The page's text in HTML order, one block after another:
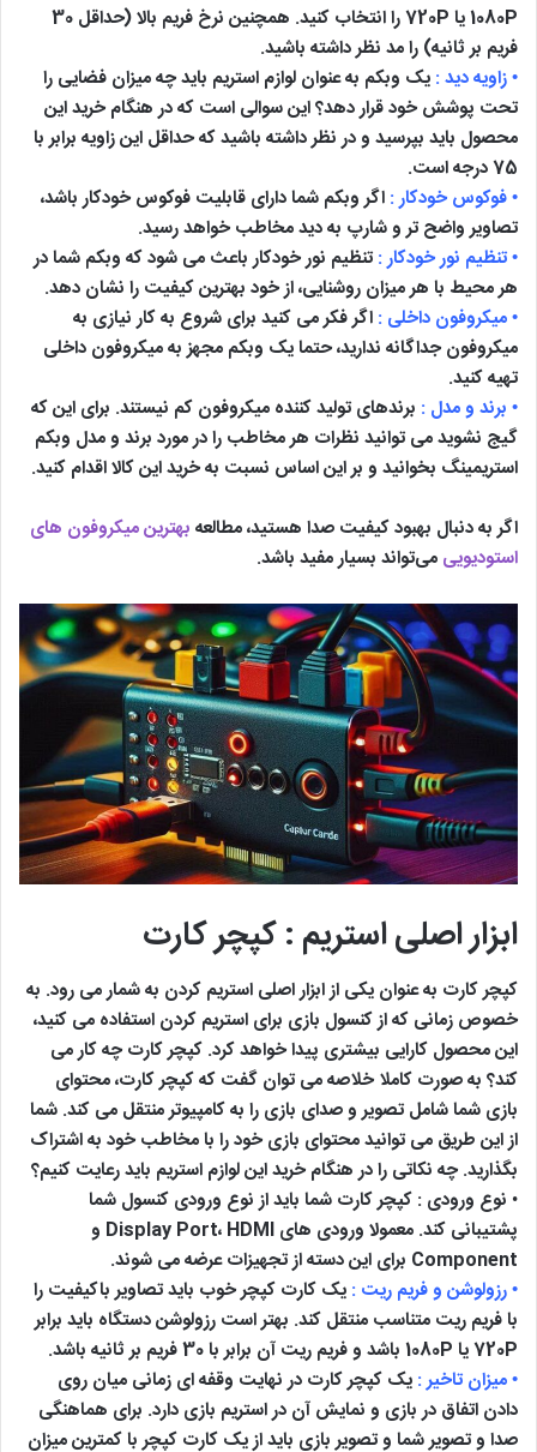
1080P یا 720P را انتخاب کنید. همچنین نرخ فریم بالا (حداقل 30
فریم بر ثانیه) را مد نظر داشته باشید.
• زاویه دید : یک وبکم به عنوان لوازم استریم باید چه میزان فضایی را
تحت پوشش خود قرار دهد؟ این سوالی است که در هنگام خرید این
محصول باید بپرسید و در نظر داشته باشید که حداقل این زاویه برابر با
75 درجه است.
• فوکوس خودکار : اگر وبکم شما دارای قابلیت فوکوس خودکار باشد،
تصاویر واضح تر و شارپ به دید مخاطب خواهد رسید.
• تنظیم نور خودکار : تنظیم نور خودکار باعث می شود که وبکم شما در
هر محیط با هر میزان روشنایی، از خود بهترین کیفیت را نشان دهد.
• میکروفون داخلی : اگر فکر می کنید برای شروع به کار نیازی به
میکروفون جداگانه ندارید، حتما یک وبکم مجهز به میکروفون داخلی
تهیه کنید.
• برند و مدل : برندهای تولید کننده میکروفون کم نیستند. برای این که
گیج نشوید می توانید نظرات هر مخاطب را در مورد برند و مدل وبکم
استریمینگ بخوانید و بر این اساس نسبت به خرید این کالا اقدام کنید.
اگر به دنبال بهبود کیفیت صدا هستید، مطالعه بهترین میکروفون های
استودیویی می‌تواند بسیار مفید باشد.
ابزار اصلی استریم : کپچر کارت
کپچر کارت به عنوان یکی از ابزار اصلی استریم کردن به شمار می رود. به
خصوص زمانی که از کنسول بازی برای استریم کردن استفاده می کنید،
این محصول کارایی بیشتری پیدا خواهد کرد. کپچر کارت چه کار می
کند؟ به صورت کاملا خلاصه می توان گفت که کپچر کارت، محتوای
بازی شما شامل تصویر و صدای بازی را به کامپیوتر منتقل می کند. شما
از این طریق می توانید محتوای بازی خود را با مخاطب خود به اشتراک
بگذارید. چه نکاتی را در هنگام خرید این لوازم استریم باید رعایت کنیم؟
• نوع ورودی : کپچر کارت شما باید از نوع ورودی کنسول شما
پشتیبانی کند. معمولا ورودی های Display Port، HDMI و
Component برای این دسته از تجهیزات عرضه می شوند.
• رزولوشن و فریم ریت : یک کارت کپچر خوب باید تصاویر باکیفیت را
با فریم ریت متناسب منتقل کند. بهتر است رزولوشن دستگاه باید برابر
720P یا 1080P باشد و فریم ریت آن برابر با 30 فریم بر ثانیه باشد.
• میزان تاخیر : یک کپچر کارت در نهایت وقفه ای زمانی میان روی
دادن اتفاق در بازی و نمایش آن در استریم بازی دارد. برای هماهنگی
صدا و تصویر شما و تصویر بازی باید از یک کارت کپچر با کمترین میزان